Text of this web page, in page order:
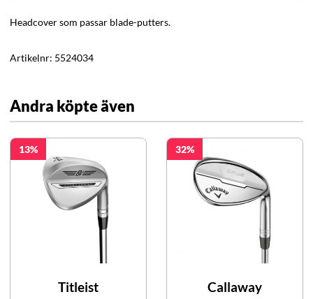
Headcover som passar blade-putters.
Artikelnr: 5524034
Andra köpte även
13
Titleist
32
Callaway